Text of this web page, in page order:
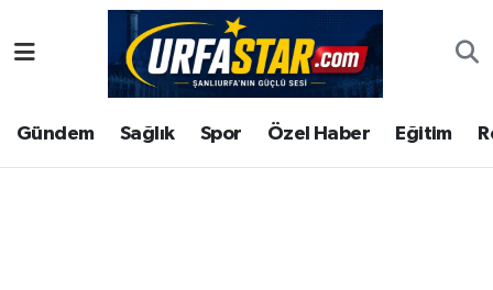
Gündem Sağlık Spor Özel Haber Eğitim
ASAYİS
ÇEVRE
Şanlıurfa Nöbetçi Eczaneler
Şanlıurfa Hava Durumu